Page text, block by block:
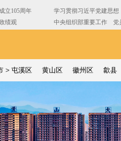
> 屯溪区 黄山区 徽州区 歙县